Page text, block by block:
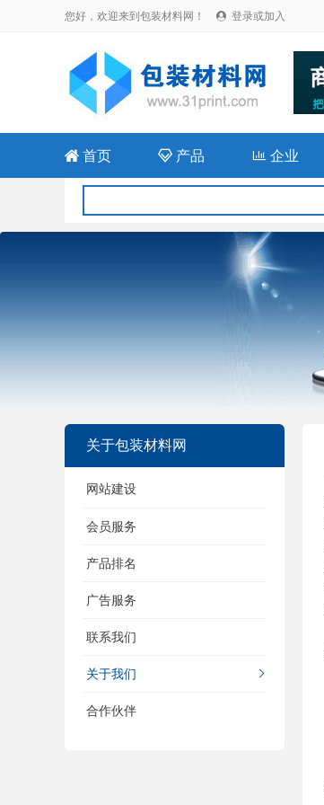
您好，欢迎来到包装材料网！  登录或加入
 首页  产品 企业
关于包装材料网
网站建设
会员服务
产品排名
广告服务
联系我们
关于我们
合作伙伴